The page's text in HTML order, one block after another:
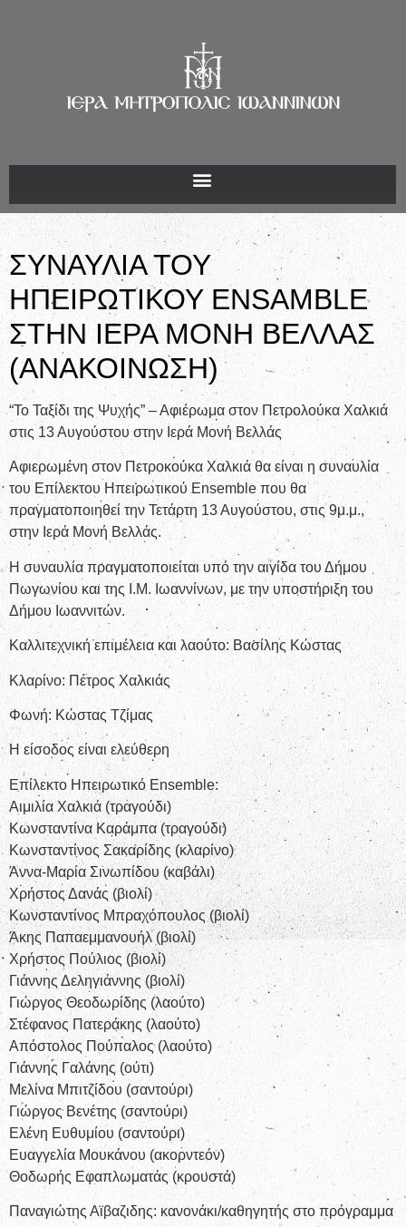
ΣΥΝΑΥΛΙΑ ΤΟΥ
ΗΠΕΙΡΩΤΙΚΟΥ ENSAMBLE
ΣΤΗΝ ΙΕΡΑ ΜΟΝΗ ΒΕΛΛΑΣ
(ΑΝΑΚΟΙΝΩΣΗ)
“Το Ταξίδι της Ψυχής” – Αφιέρωμα στον Πετρολούκα Χαλκιά
στις 13 Αυγούστου στην Ιερά Μονή Βελλάς
Αφιερωμένη στον Πετροκούκα Χαλκιά θα είναι η συναυλία
του Επίλεκτου Ηπειρωτικού Ensemble που θα
πραγματοποιηθεί την Τετάρτη 13 Αυγούστου, στις 9μ.μ.,
στην Ιερά Μονή Βελλάς.
Η συναυλία πραγματοποιείται υπό την αιγίδα του Δήμου
Πωγωνίου και της Ι.Μ. Ιωαννίνων, με την υποστήριξη του
Δήμου Ιωαννιτών.
Καλλιτεχνική επιμέλεια και λαούτο: Βασίλης Κώστας
Κλαρίνο: Πέτρος Χαλκιάς
Φωνή: Κώστας Τζίμας
Η είσοδος είναι ελεύθερη
Επίλεκτο Ηπειρωτικό Ensemble:
Αιμιλία Χαλκιά (τραγούδι)
Κωνσταντίνα Καράμπα (τραγούδι)
Κωνσταντίνος Σακαρίδης (κλαρίνο)
Άννα-Μαρία Σινωπίδου (καβάλι)
Χρήστος Δανάς (βιολί)
Κωνσταντίνος Μπραχόπουλος (βιολί)
Άκης Παπαεμμανουήλ (βιολί)
Χρήστος Πούλιος (βιολί)
Γιάννης Δεληγιάννης (βιολί)
Γιώργος Θεοδωρίδης (λαούτο)
Στέφανος Πατεράκης (λαούτο)
Απόστολος Πούπαλος (λαούτο)
Γιάννης Γαλάνης (ούτι)
Μελίνα Μπιτζίδου (σαντούρι)
Γιώργος Βενέτης (σαντούρι)
Ελένη Ευθυμίου (σαντούρι)
Ευαγγελία Μουκάνου (ακορντεόν)
Θοδωρής Εφαπλωματάς (κρουστά)
Παναγιώτης Αϊβαζιδης: κανονάκι/καθηγητής στο πρόγραμμα